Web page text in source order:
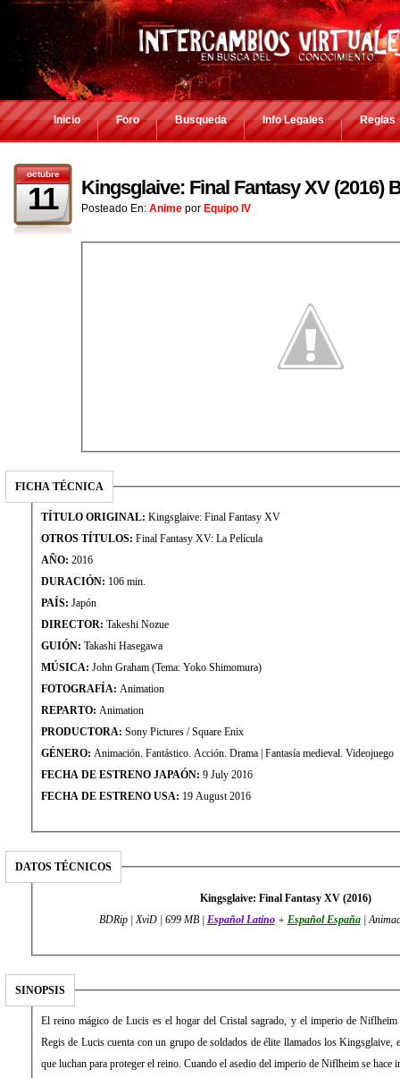
Inicio Foro Busqueda Info Legales Reglas
octubre
11 Kingsglaive: Final Fantasy XV (2016)
Posteado En: Anime por Equipo IV
FICHA TÉCNICA
TÍTULO ORIGINAL: Kingsglaive: Final Fantasy XV
OTROS TÍTULOS: Final Fantasy XV: La Película
AÑO: 2016
DURACIÓN: 106 min.
PAÍS: Japón
DIRECTOR: Takeshi Nozue
GUIÓN: Takashi Hasegawa
MÚSICA: John Graham (Tema: Yoko Shimomura)
FOTOGRAFÍA: Animation
REPARTO: Animation
PRODUCTORA: Sony Pictures / Square Enix
GÉNERO: Animación. Fantástico. Acción. Drama | Fantasía medieval. Videojuego
FECHA DE ESTRENO JAPAÓN: 9 July 2016
FECHA DE ESTRENO USA: 19 August 2016
DATOS TÉCNICOS
Kingsglaive: Final Fantasy XV (2016)
BDRip | XviD | 699 MB | Español Latino+ Español España|
SINOPSIS
El reino mágico de Lucis es el hogar del Cristal sagrado, y el imperio de
Regis de Lucis cuenta con un grupo de soldados de élite llamados los Kingsglaive,
que luchan para proteger el reino. Cuando el asedio del imperio de Niflheim se hace